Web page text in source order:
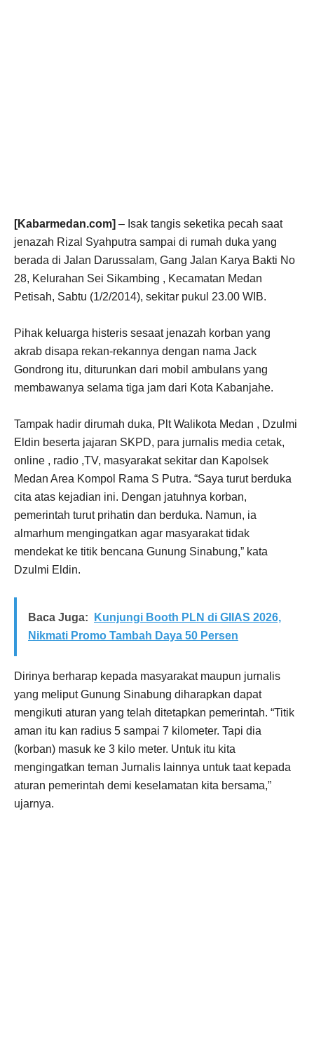
[Kabarmedan.com] – Isak tangis seketika pecah saat
jenazah Rizal Syahputra sampai di rumah duka yang
berada di Jalan Darussalam, Gang Jalan Karya Bakti No
28, Kelurahan Sei Sikambing , Kecamatan Medan
Petisah, Sabtu (1/2/2014), sekitar pukul 23.00 WIB.
Pihak keluarga histeris sesaat jenazah korban yang
akrab disapa rekan-rekannya dengan nama Jack
Gondrong itu, diturunkan dari mobil ambulans yang
membawanya selama tiga jam dari Kota Kabanjahe.
Tampak hadir dirumah duka, Plt Walikota Medan , Dzulmi
Eldin beserta jajaran SKPD, para jurnalis media cetak,
online , radio ,TV, masyarakat sekitar dan Kapolsek
Medan Area Kompol Rama S Putra. “Saya turut berduka
cita atas kejadian ini. Dengan jatuhnya korban,
pemerintah turut prihatin dan berduka. Namun, ia
almarhum mengingatkan agar masyarakat tidak
mendekat ke titik bencana Gunung Sinabung,” kata
Dzulmi Eldin.
Baca Juga:
Kunjungi Booth PLN di GIIAS 2026,
Nikmati Promo Tambah Daya 50 Persen
Dirinya berharap kepada masyarakat maupun jurnalis
yang meliput Gunung Sinabung diharapkan dapat
mengikuti aturan yang telah ditetapkan pemerintah. “Titik
aman itu kan radius 5 sampai 7 kilometer. Tapi dia
(korban) masuk ke 3 kilo meter. Untuk itu kita
mengingatkan teman Jurnalis lainnya untuk taat kepada
aturan pemerintah demi keselamatan kita bersama,”
ujarnya.